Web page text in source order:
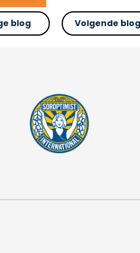
blog Volgende blog